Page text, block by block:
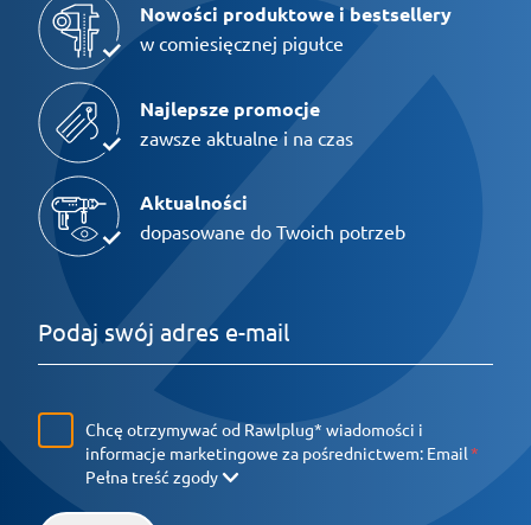
Nowości produktowe i bestsellery
w comiesięcznej pigułce
Najlepsze promocje
zawsze aktualne i na czas
Aktualności
dopasowane do Twoich potrzeb
Chcę otrzymywać od Rawlplug* wiadomości i
informacje marketingowe za pośrednictwem: Email
Pełna treść zgody